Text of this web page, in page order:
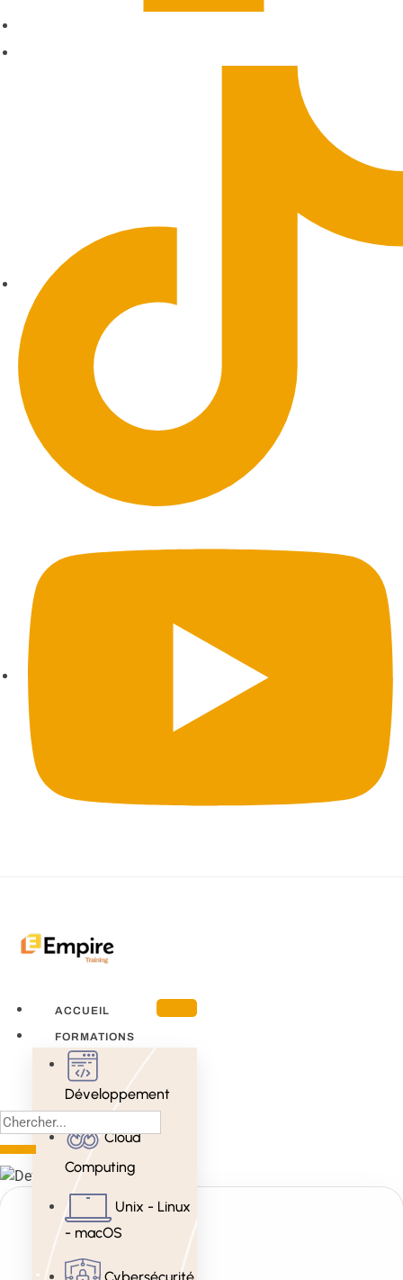
ACCUEIL
FORMATIONS
Développement
Cloud
Computing
Unix - Linux
- macOS